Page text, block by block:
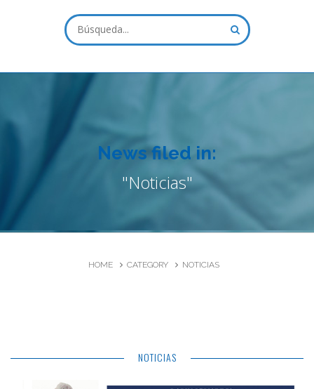
ALL FIELDS ARE REQUIRED.
News filed in:
"Noticias"
HOME CATEGORY NOTICIAS
NOTICIAS